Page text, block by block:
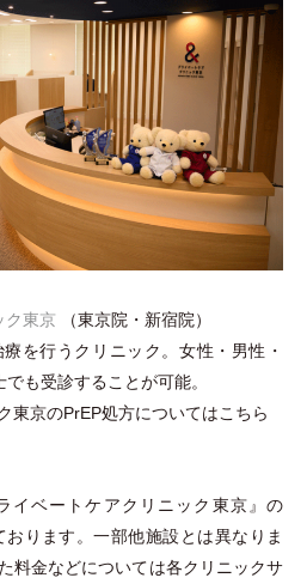
ク東京 （東京院 ・ 新宿院）
療を行うクリニック。女性 ・ 男性 ・
も受診することが可能。
東京のPrEP処方についてはこちら
イベートケアクリニック東京』の
ります。一部他施設とは異なりま
料金などについては各クリニックサ